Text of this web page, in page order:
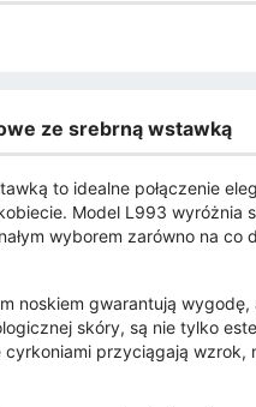
ze srebrną wstawką
to idealne połączenie
Model L993 wyróżnia
wyborem zarówno na
noskiem gwarantują
skóry, są nie tylko
przyciągają